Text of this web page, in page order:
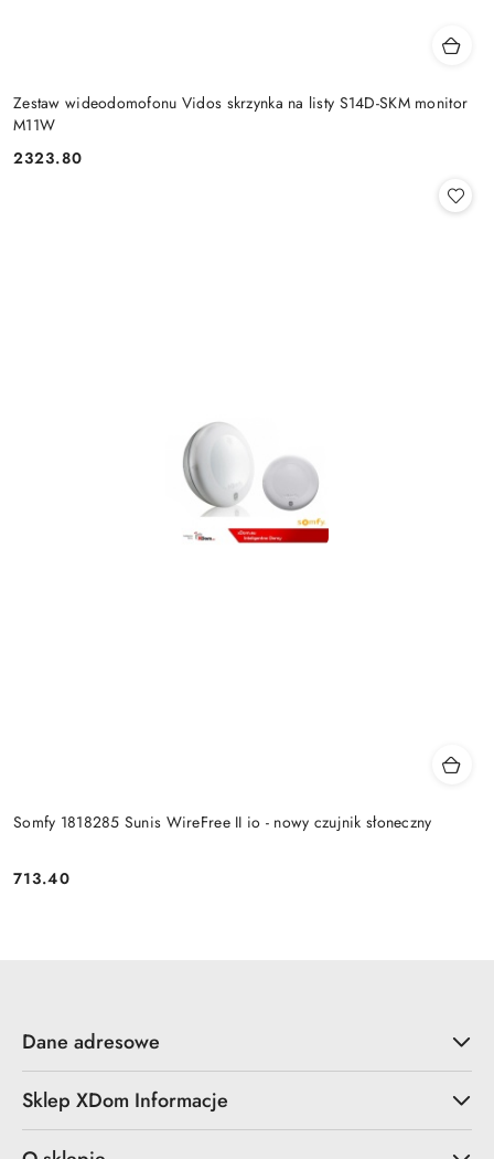
Zestaw wideodomofonu Vidos skrzynka na listy S14D-SKM monitor
M11W
Cena:
2323.80
Somfy 1818285 Sunis WireFree II io - nowy czujnik słoneczny
Cena:
713.40
Dane adresowe
Sklep XDom Informacje